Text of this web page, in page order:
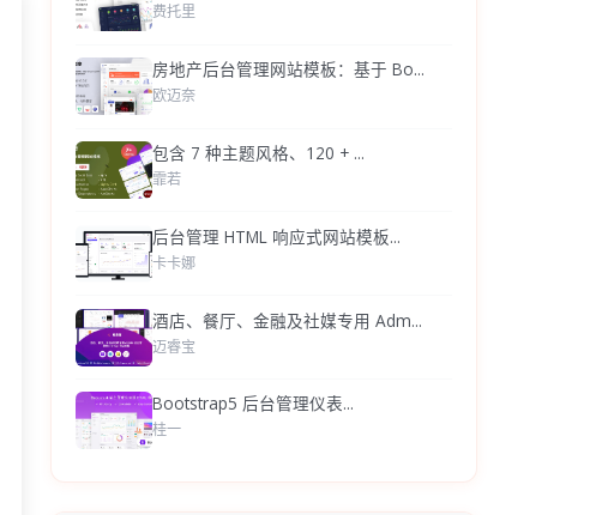
费托里
房地产后台管理网站模板：基于 Bo...
欧迈奈
包含 7 种主题风格、120 + ...
霏若
后台管理 HTML 响应式网站模板...
卡卡娜
酒店、餐厅、金融及社媒专用 Adm...
迈睿宝
Bootstrap5 后台管理仪表...
桂一